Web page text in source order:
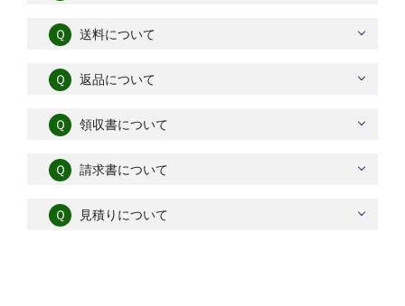
Ｑ 送料について
Ｑ 返品について
Ｑ 領収書について
Ｑ 請求書について
Ｑ 見積りについて